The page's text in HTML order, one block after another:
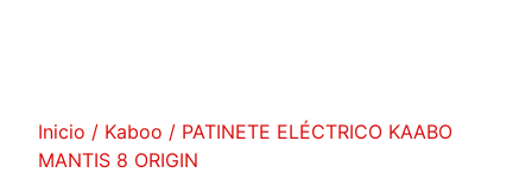
Inicio / Kaboo / PATINETE ELÉCTRICO KAABO
MANTIS 8 ORIGIN